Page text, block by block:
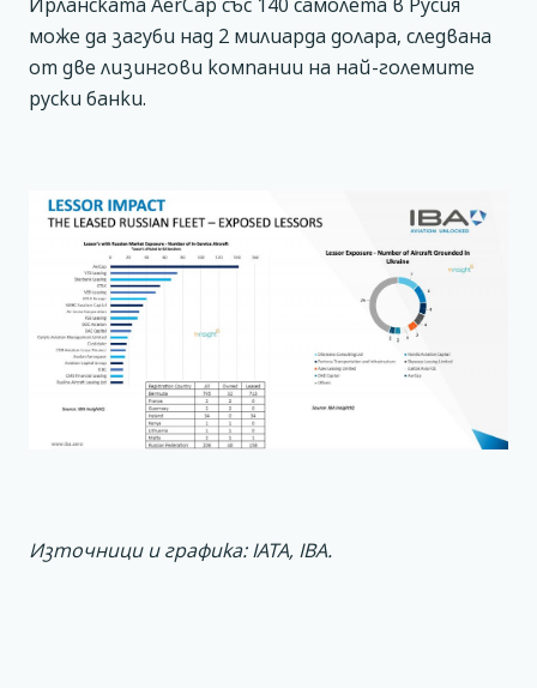
може да загуби над 2 милиарда долара, следвана
от две лизингови компании на най-големите
руски банки.
Източници и графика: IATA, IBA.